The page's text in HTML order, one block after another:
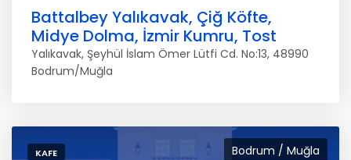
Battalbey Yalıkavak, Çiğ Köfte,
Midye Dolma, İzmir Kumru, Tost
Yalıkavak, Şeyhül İslam Ömer Lütfi Cd. No:13, 48990
Bodrum/Muğla
Bodrum / Muğla
KAFE